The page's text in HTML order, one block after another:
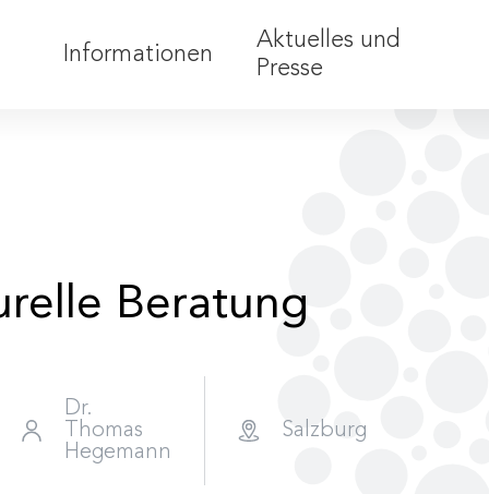
Informationen
Nachhaltigkeit
Aktuelles und
Presse
Beratung
Dr.
Thomas
Hegemann
Salzburg